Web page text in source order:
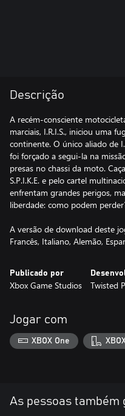
Descrição
A recém-consciente
marciais, I.R.I.S., iniciou uma
continente. O único aliado de
foi forçado a segui-la na
presas no chassi da moto.
S.P.I.K.E. e pelo cartel
enfrentam grandes perigos,
liberdade: como podem
A versão de download deste
Francês, Italiano, Alemão,
Publicado por
Xbox Game Studios Twisted
Jogar com
XBOX One
As pessoas também